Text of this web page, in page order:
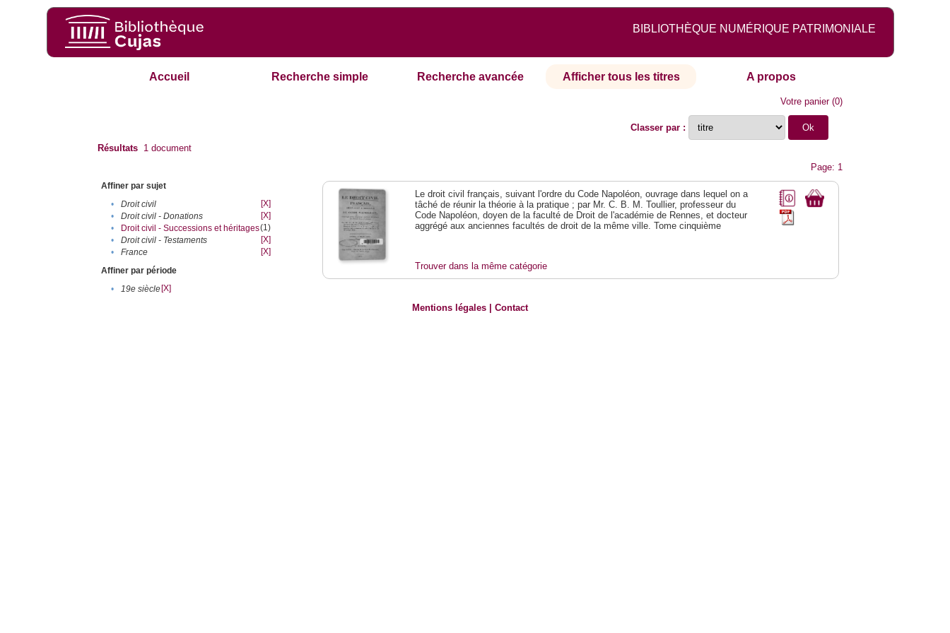
BIBLIOTHÈQUE NUMÉRIQUE PATRIMONIALE
Accueil Recherche simple Recherche avancée Afficher tous les titres A propos
Votre panier(0)
Classer par :
Résultats 1 document
Page: 1
Affiner par sujet
•
Droit civil
[X]
•
Droit civil - Donations
[X]
•
Droit civil - Successions et héritages(1)
•
Droit civil - Testaments
[X]
•
France
[X]
Affiner par période
•
19e siècle[X]
Le droit civil français, suivant l'ordre du Code Napoléon, ouvrage dans lequel on a
tâché de réunir la théorie à la pratique ; par Mr. C. B. M. Toullier, professeur du
Code Napoléon, doyen de la faculté de Droit de l'académie de Rennes, et docteur
aggrégé aux anciennes facultés de droit de la même ville. Tome cinquième
Trouver dans la même catégorie
Mentions légales |Contact